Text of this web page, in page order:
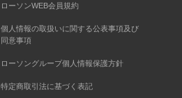
ローソンWEB会員規約
個人情報の取扱いに関する公表事項及び
同意事項
ローソングループ個人情報保護方針
特定商取引法に基づく表記